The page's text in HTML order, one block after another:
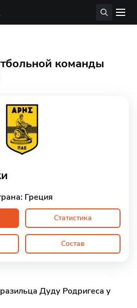
команды
Греция
Статистика
Состав
Дуду Родригеса у